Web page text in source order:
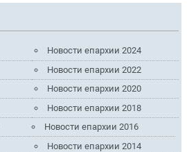
Новости епархии 2024
Новости епархии 2022
Новости епархии 2020
Новости епархии 2018
Новости епархии 2016
Новости епархии 2014